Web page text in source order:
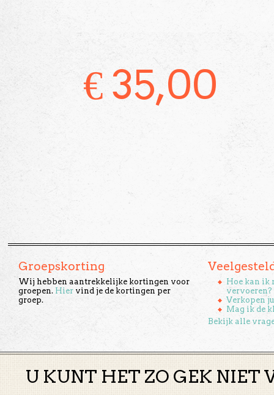
€ 35,00
Groepskorting
Wij hebben aantrekkelijke kortingen voor
groepen. Hier vind je de kortingen per
groep.
Hoe kan ik
vervoeren?
Verkopen
Mag ik de
Bekijk alle
U KUNT HET ZO GEK NIET